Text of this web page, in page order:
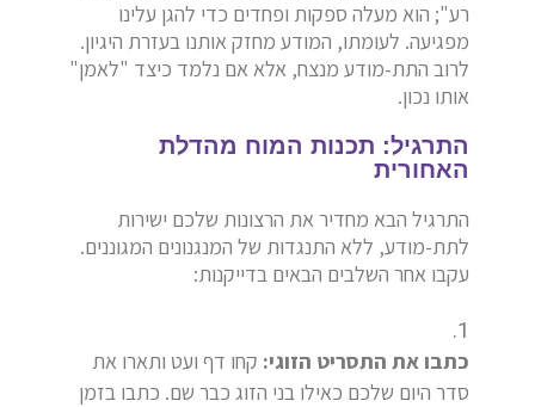
רע"; הוא מעלה ספקות ופחדים כדי להגן עלינו
מפגיעה. לעומתו, המודע מחזק אותנו בעזרת היגיון.
לרוב התת-מודע מנצח, אלא אם נלמד כיצד "לאמן"
אותו נכון.
התרגיל: תכנות המוח מהדלת
האחורית
התרגיל הבא מחדיר את הרצונות שלכם ישירות
לתת-מודע, ללא התנגדות של המנגנונים המגוננים.
עקבו אחר השלבים הבאים בדייקנות:
כתבו את התסריט הזוגי: קחו דף ועט ותארו את
סדר היום שלכם כאילו בני הזוג כבר שם. כתבו בזמן